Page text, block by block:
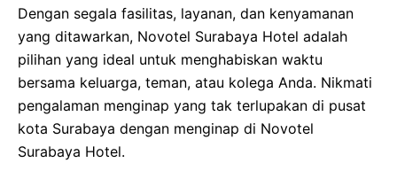
Dengan segala fasilitas, layanan, dan kenyamanan
yang ditawarkan, Novotel Surabaya Hotel adalah
pilihan yang ideal untuk menghabiskan waktu
bersama keluarga, teman, atau kolega Anda. Nikmati
pengalaman menginap yang tak terlupakan di pusat
kota Surabaya dengan menginap di Novotel
Surabaya Hotel.